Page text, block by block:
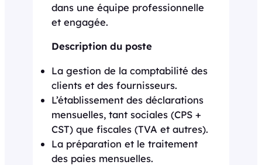
dans une équipe professionnelle
et engagée.
Description du poste
La gestion de la comptabilité des
clients et des fournisseurs.
L’établissement des déclarations
mensuelles, tant sociales (CPS +
CST) que fiscales (TVA et autres).
La préparation et le traitement
des paies mensuelles.